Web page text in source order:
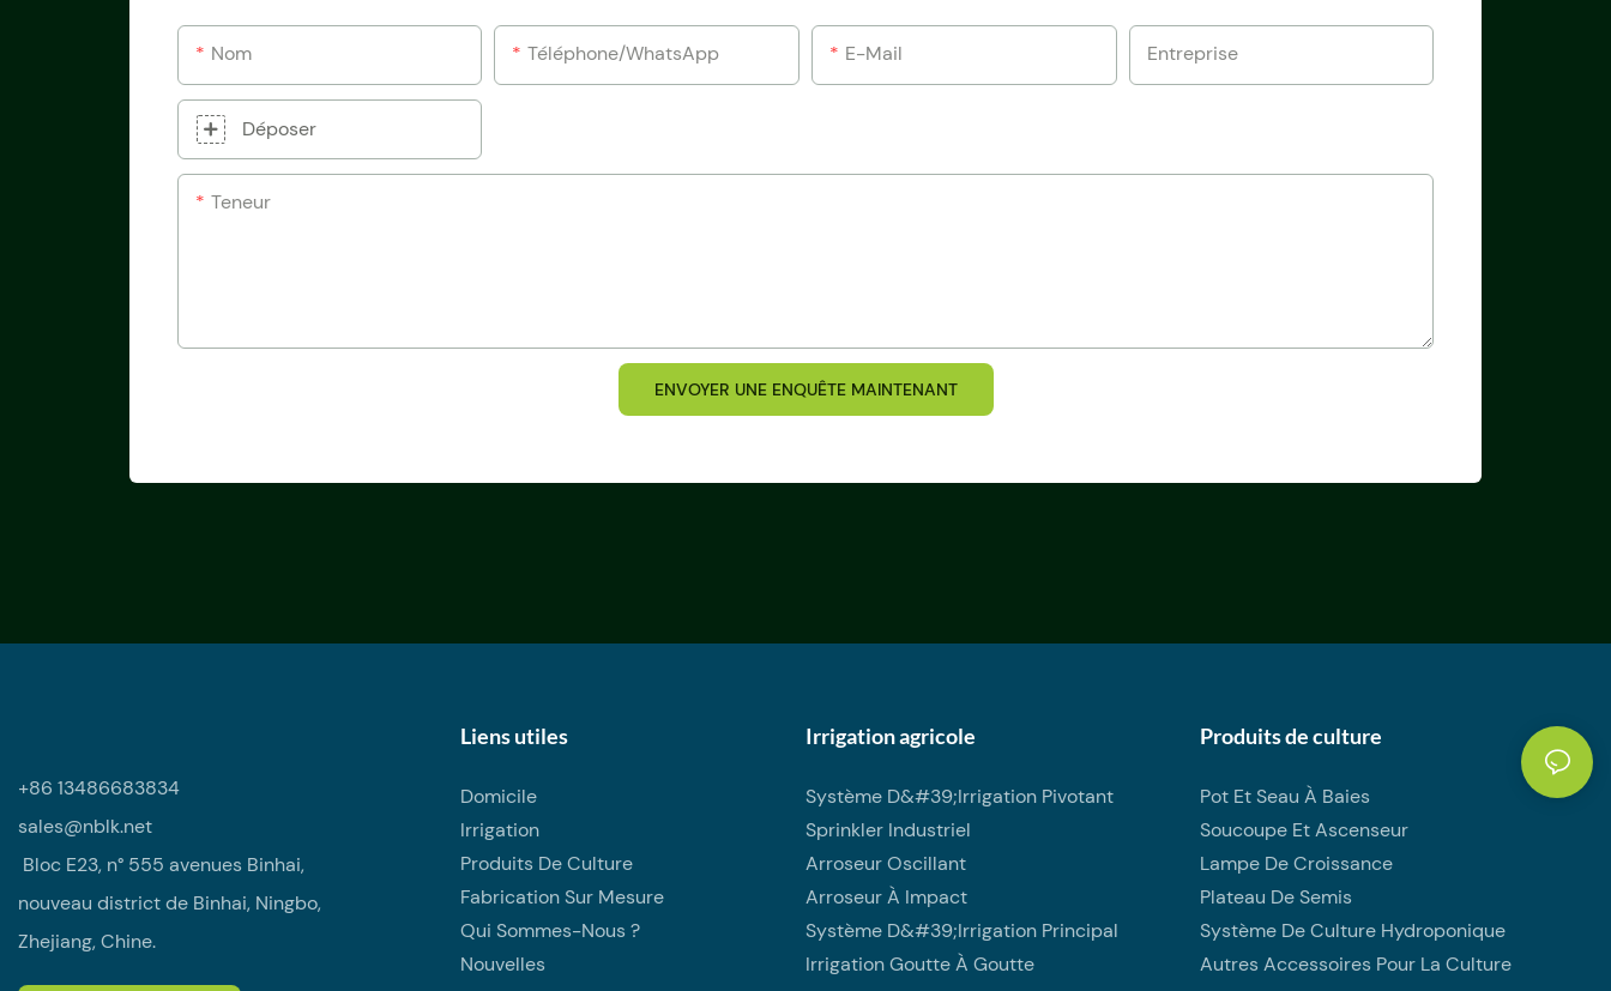
Nom Téléphone/WhatsApp E-Mail Entreprise
Déposer
Teneur
ENVOYER UNE ENQUÊTE MAINTENANT
+86 13486683834
sales@nblk.net
Bloc E23, n° 555 avenues Binhai,
nouveau district de Binhai, Ningbo,
Zhejiang, Chine.
Liens utiles
Domicile
Irrigation
Produits De Culture
Fabrication Sur Mesure
Qui Sommes-Nous ?
Nouvelles
Irrigation agricole
Système D&#39;irrigation Pivotant
Sprinkler Industriel
Arroseur Oscillant
Arroseur À Impact
Système D&#39;irrigation Principal
Irrigation Goutte À Goutte
Produits de culture
Pot Et Seau À Baies
Soucoupe Et Ascenseur
Lampe De Croissance
Plateau De Semis
Système De Culture Hydroponique
Autres Accessoires Pour La Culture